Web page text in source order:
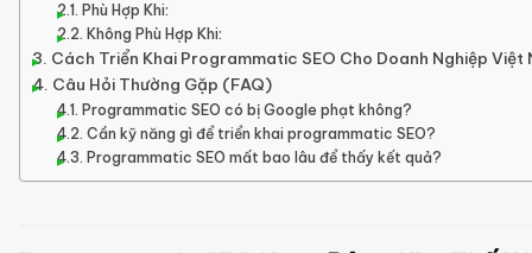
Phù Hợp Khi:
Không Phù Hợp Khi:
Cách Triển Khai Programmatic SEO Cho Doanh Nghiệp Việt
Câu Hỏi Thường Gặp (FAQ)
Programmatic SEO có bị Google phạt không?
Cần kỹ năng gì để triển khai programmatic SEO?
Programmatic SEO mất bao lâu để thấy kết quả?